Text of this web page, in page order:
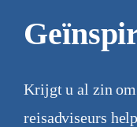
Krijgt u al zin om
reisadviseurs